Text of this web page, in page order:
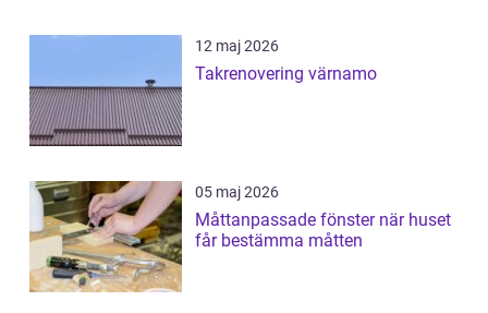
12 maj 2026
Takrenovering värnamo
05 maj 2026
Måttanpassade fönster när huset
får bestämma måtten